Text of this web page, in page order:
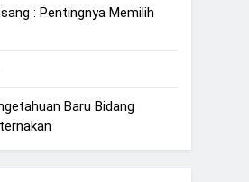
: Pentingnya Memilih
Baru Bidang